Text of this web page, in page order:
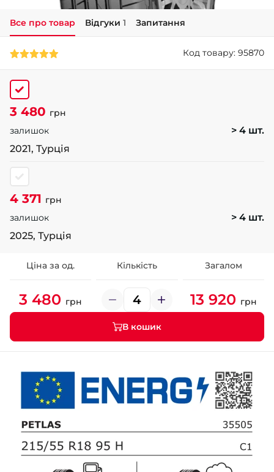
+38 (050)-911-911-2
+38 (099)-643-33-77
Все про товар Відгуки 1 Запитання
Код товару: 95870
3 480 грн
залишок
> 4 шт.
2021, Турція
4 371 грн
залишок
> 4 шт.
2025, Турція
Ціна за од. Кількість Загалом
3 480 грн 13 920 грн
В кошик